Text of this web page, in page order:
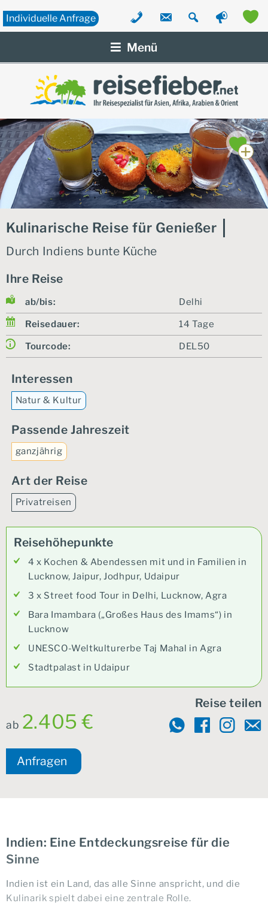
Zum
IndividuelleAnfrage
Menü
Kulinarische Reise für Genießer
Durch Indiens bunte Küche
Ihre Reise
ab/bis: Delhi
Reisedauer: 14 Tage
Tourcode: DEL50
Interessen
Natur & Kultur
Passende Jahreszeit
ganzjährig
Art der Reise
Privatreisen
Reisehöhepunkte
4 x Kochen & Abendessen mit und in Familien in
Lucknow, Jaipur, Jodhpur, Udaipur
3 x Street food Tour in Delhi, Lucknow, Agra
Bara Imambara („Großes Haus des Imams“) in
Lucknow
UNESCO-Weltkulturerbe Taj Mahal in Agra
Stadtpalast in Udaipur
ab 2.405 €
Reise teilen
Anfragen
Indien: Eine Entdeckungsreise für die
Sinne
Indien ist ein Land, das alle Sinne anspricht, und die
Kulinarik spielt dabei eine zentrale Rolle.